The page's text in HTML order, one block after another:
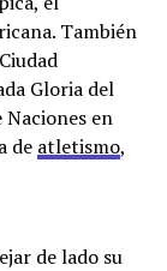
También
Gloria del
en
de atletismo,
de lado su